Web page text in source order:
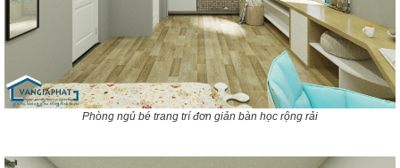
Phòng ngủ bé trang trí đơn giản bàn học rộng rải